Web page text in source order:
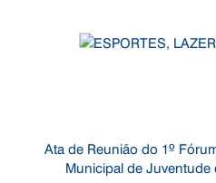
Ata de Reunião do 1º
Municipal de Juventude